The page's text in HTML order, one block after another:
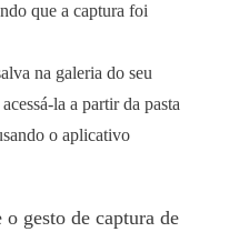
que a captura foi
na galeria do seu
la a partir da pasta
o aplicativo
gesto de captura de